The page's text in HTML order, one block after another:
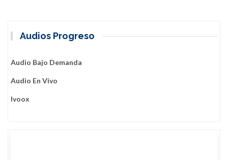
Audios Progreso
Audio Bajo Demanda
Audio En Vivo
Ivoox